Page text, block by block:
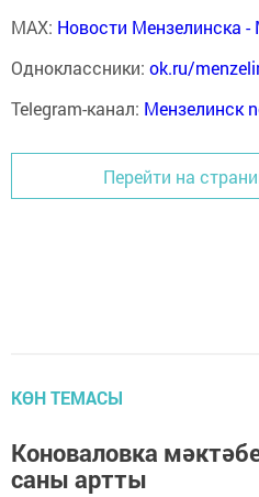
MAX: Новости Мензелинска -
Одноклассники: ok.ru/
Telegram-канал: Мензелинск
Перейти на
КӨН ТЕМАСЫ
Коноваловка
саны артты